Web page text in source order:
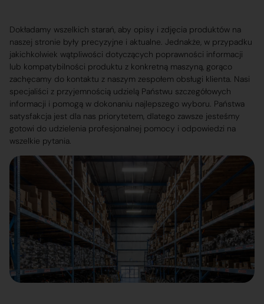
Dokładamy wszelkich starań, aby opisy i zdjęcia produktów na
naszej stronie były precyzyjne i aktualne. Jednakże, w przypadku
jakichkolwiek wątpliwości dotyczących poprawności informacji
lub kompatybilności produktu z konkretną maszyną, gorąco
zachęcamy do kontaktu z naszym zespołem obsługi klienta. Nasi
specjaliści z przyjemnością udzielą Państwu szczegółowych
informacji i pomogą w dokonaniu najlepszego wyboru. Państwa
satysfakcja jest dla nas priorytetem, dlatego zawsze jesteśmy
gotowi do udzielenia profesjonalnej pomocy i odpowiedzi na
wszelkie pytania.